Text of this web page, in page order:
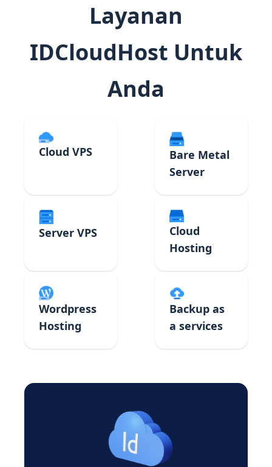
Layanan
IDCloudHost Untuk
Anda
Cloud VPS
Bare Metal
Server
Server VPS
Cloud
Hosting
Wordpress
Hosting
Backup as
a services